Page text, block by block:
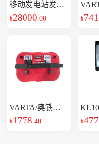
移动发电站发电
机75kw
¥28000.00
VARTA/奥铁马
蓄电池 OPTIMA-
¥1778.40
蓄电
¥741
(LED)
¥477